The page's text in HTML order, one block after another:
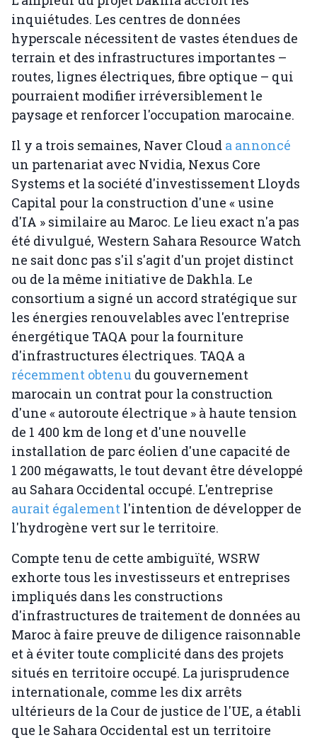
inquiétudes. Les centres de données
hyperscale nécessitent de vastes étendues de
terrain et des infrastructures importantes –
routes, lignes électriques, fibre optique – qui
pourraient modifier irréversiblement le
paysage et renforcer l'occupation marocaine.
Il y a trois semaines, Naver Cloud a annoncé
un partenariat avec Nvidia, Nexus Core
Systems et la société d'investissement Lloyds
Capital pour la construction d'une « usine
d'IA » similaire au Maroc. Le lieu exact n'a pas
été divulgué, Western Sahara Resource Watch
ne sait donc pas s'il s'agit d'un projet distinct
ou de la même initiative de Dakhla. Le
consortium a signé un accord stratégique sur
les énergies renouvelables avec l'entreprise
énergétique TAQA pour la fourniture
d'infrastructures électriques. TAQA a
récemment obtenu du gouvernement
marocain un contrat pour la construction
d'une « autoroute électrique » à haute tension
de 1 400 km de long et d'une nouvelle
installation de parc éolien d'une capacité de
1 200 mégawatts, le tout devant être développé
au Sahara Occidental occupé. L'entreprise
aurait également l'intention de développer de
l'hydrogène vert sur le territoire.
Compte tenu de cette ambiguïté, WSRW
exhorte tous les investisseurs et entreprises
impliqués dans les constructions
d'infrastructures de traitement de données au
Maroc à faire preuve de diligence raisonnable
et à éviter toute complicité dans des projets
situés en territoire occupé. La jurisprudence
internationale, comme les dix arrêts
ultérieurs de la Cour de justice de l'UE, a établi
que le Sahara Occidental est un territoire